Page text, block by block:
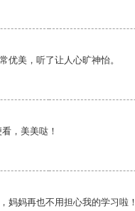
优美，听了让人心旷神怡。
，美美哒！
妈妈再也不用担心我的学习啦！